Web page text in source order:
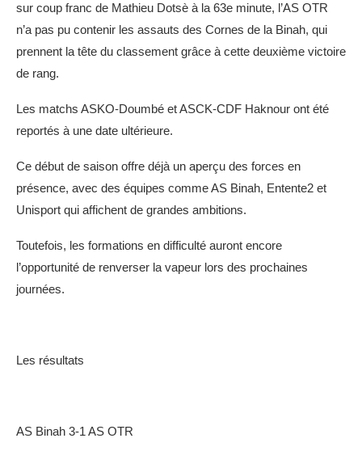
sur coup franc de Mathieu Dotsè à la 63e minute, l’AS OTR
n’a pas pu contenir les assauts des Cornes de la Binah, qui
prennent la tête du classement grâce à cette deuxième victoire
de rang.
Les matchs ASKO-Doumbé et ASCK-CDF Haknour ont été
reportés à une date ultérieure.
Ce début de saison offre déjà un aperçu des forces en
présence, avec des équipes comme AS Binah, Entente2 et
Unisport qui affichent de grandes ambitions.
Toutefois, les formations en difficulté auront encore
l’opportunité de renverser la vapeur lors des prochaines
journées.
Les résultats
AS Binah 3-1 AS OTR